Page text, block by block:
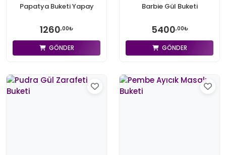
Papatya Buketi Yapay
1260,00₺
GÖNDER
Barbie Gül Buketi
5400,00₺
GÖNDER